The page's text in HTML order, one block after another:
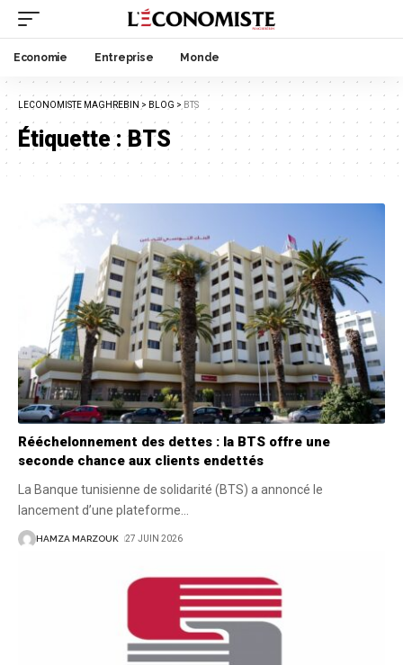
Economie Entreprise Monde
LECONOMISTE MAGHREBIN > BLOG > BTS
Étiquette :BTS
Rééchelonnement des dettes : la BTS offre une
seconde chance aux clients endettés
La Banque tunisienne de solidarité (BTS) a annoncé le
lancement d’une plateforme
HAMZA MARZOUK 27 JUIN 2026